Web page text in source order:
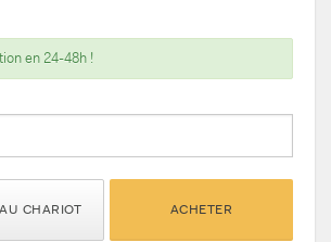
en 24-48h !
CHARIOT ACHETER